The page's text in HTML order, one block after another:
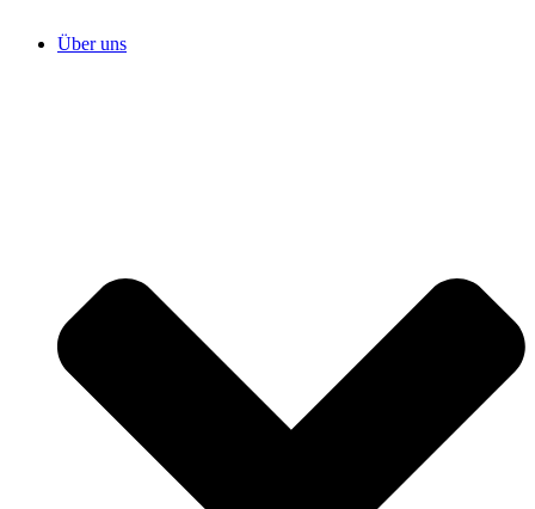
Über uns